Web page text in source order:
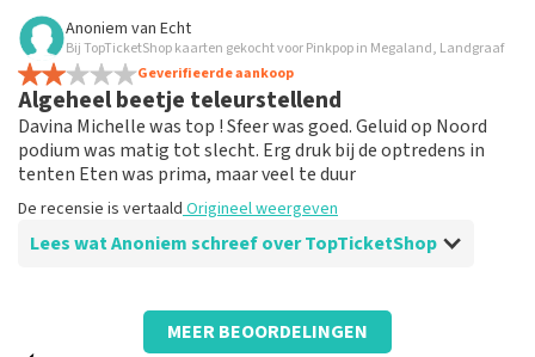
Beoordeling van Anoniem over
Via ticket shop kaarten gekregen tegen
nominale prijs, en kon die probleemloos in
ticketmaster downloaden
Ik zag in de referenties dat kaarten via Ticketshop vaak
duurder zijn dan normaal, maar dat was in ons geval
De recensie is vertaaldOrigineel weergeven
Anoniem van Echt
Bij TopTicketShop kaarten gekocht voor Pinkpop in Megaland, Landgraaf
Geverifieerde aankoop
Algeheel beetje teleurstellend
Davina Michelle was top ! Sfeer was goed. Geluid op Noord
podium was matig tot slecht. Erg druk bij de optredens in
tenten Eten was prima, maar veel te duur
De recensie is vertaald Origineel weergeven
Lees wat Anoniem schreef over TopTicketShop
Beoordeling van Anoniem overTopTicketShop
MEER BEOORDELINGEN